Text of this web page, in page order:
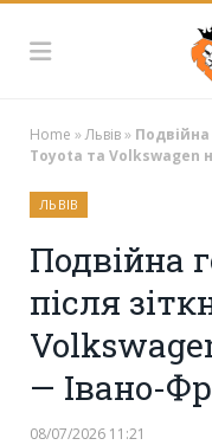
Home »Львів» Подвійна
Toyota та Volkswagen
ЛЬВІВ
Подвійна
після
— Івано-
08/07/2026 11:21